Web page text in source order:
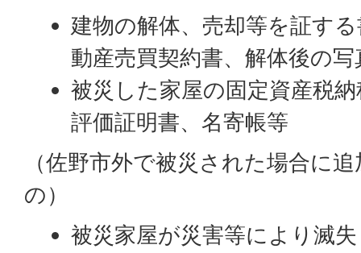
建物の解体、売却等を証す
動産売買契約書、解体後の写
被災した家屋の固定資産税
評価証明書、名寄帳等
（佐野市外で被災された場合に
の）
被災家屋が災害等により滅